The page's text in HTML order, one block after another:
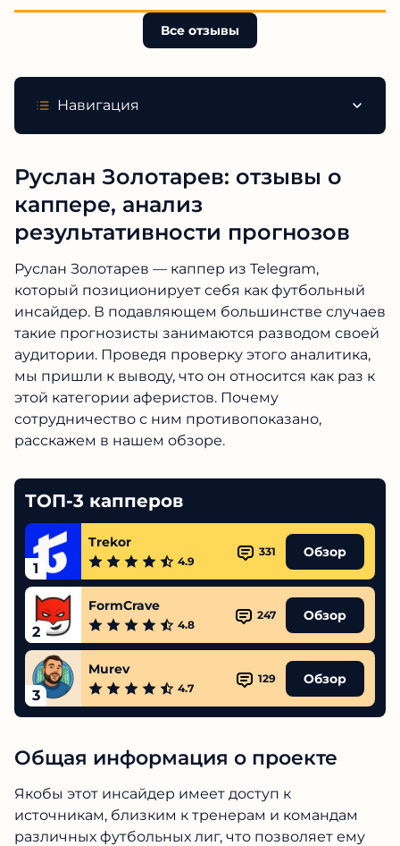
Все отзывы
Навигация
Руслан Золотарев: отзывы о
каппере, анализ
результативности прогнозов
Руслан Золотарев — каппер из Telegram,
который позиционирует себя как футбольный
инсайдер. В подавляющем большинстве случаев
такие прогнозисты занимаются разводом своей
аудитории. Проведя проверку этого аналитика,
мы пришли к выводу, что он относится как раз к
этой категории аферистов. Почему
сотрудничество с ним противопоказано,
расскажем в нашем обзоре.
ТОП-3 капперов
1
Trekor
4.9
331 Обзор
2
FormCrave
4.8
247 Обзор
3
Murev
4.7
129 Обзор
Общая информация о проекте
Якобы этот инсайдер имеет доступ к
источникам, близким к тренерам и командам
различных футбольных лиг, что позволяет ему